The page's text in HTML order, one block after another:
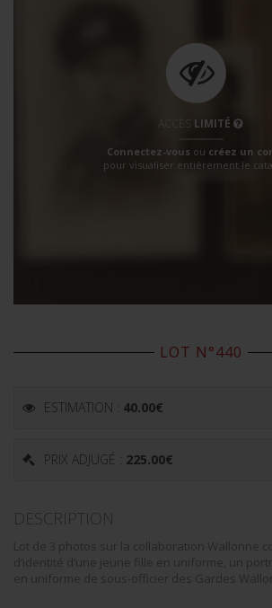
ACCÈS LIMITÉ
Connectez-vous ou créez un
pour visualiser entièrement le
LOT N°440
ESTIMATION : 40.00€
PRIX ADJUGÉ : 225.00€
DESCRIPTION
Lot de 3 photos sur la collaboration Wallonne
d’identité d’une jeune fille en uniforme, un
en uniforme de sous-officier des Gardes